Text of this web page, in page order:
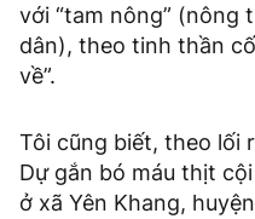
với “tam nông” (nông
dân), theo tinh thần
về”.
Tôi cũng biết, theo lối
Dự gắn bó máu thịt
ở xã Yên Khang,